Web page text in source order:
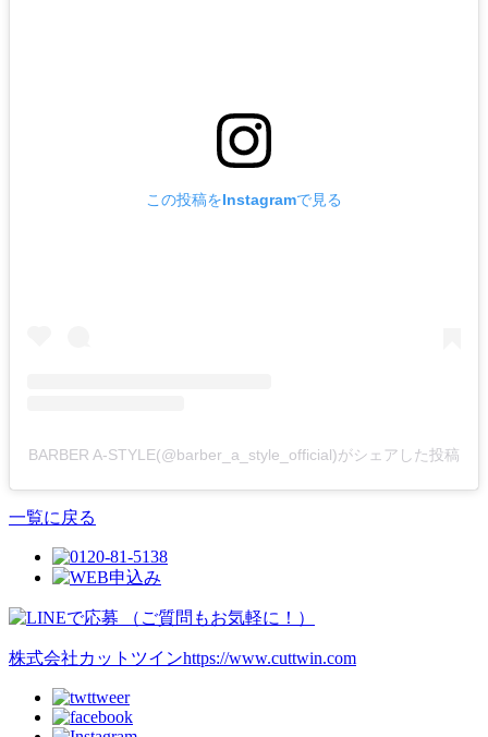
この投稿をInstagramで見る
BARBER A-STYLE(@barber_a_style_official)がシェアした投稿
一覧に戻る
株式会社カットツインhttps://www.cuttwin.com